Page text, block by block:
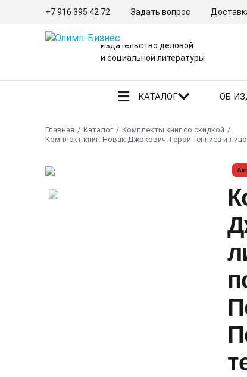
+7 916 395 42 72 Задать вопрос
Издательство деловой
и социальной литературы
КАТАЛОГ ОБ
Главная Каталог
Комплекты книг со скидкой
Комплект книг: Новак Джокович. Герой тенниса и